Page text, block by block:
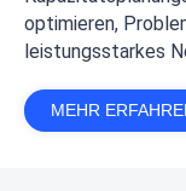
optimieren,
leistungsstarkes
MEHR